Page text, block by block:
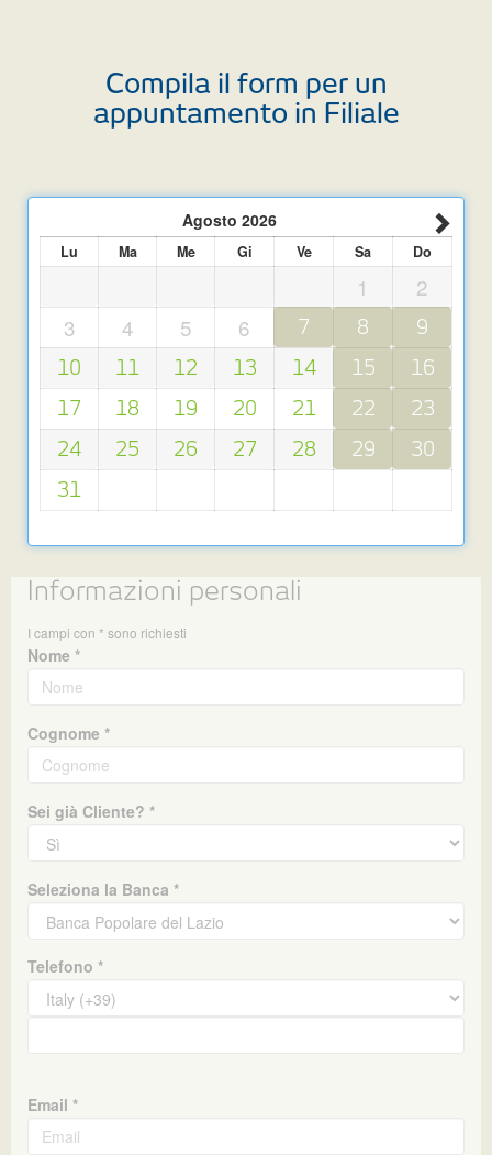
Compila il form per un
appuntamento in Filiale
Agosto 2026
Lu Ma Me Gi Ve Sa Do
1
2
3
4 5 6 7 8
9
10
11 12 13 14 15
16
17
18 19 20 21 22
23
24
25 26 27 28 29
30
31
Informazioni personali
I campi con * sono richiesti
Nome *
Cognome *
Sei già Cliente? *
Seleziona la Banca *
Telefono *
Email *